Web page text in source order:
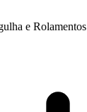
e Rolamentos